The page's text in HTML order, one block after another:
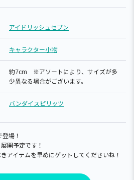
アイドリッシュセブン
キャラクター小物
約7cm ※アソートにより、サイズが多
少異なる場合がございます。
バンダイスピリッツ
場！
開予定です！
アイテムを早めにゲットしてくださいね！